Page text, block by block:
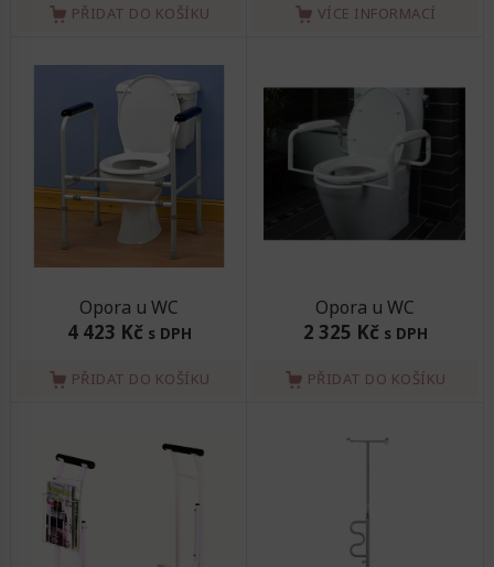
PŘIDAT DO KOŠÍKU VÍCE INFORMACÍ
Opora u WC
4 423 Kč s DPH
PŘIDAT DO KOŠÍKU
Opora u WC
2 325 Kč s DPH
PŘIDAT DO KOŠÍKU